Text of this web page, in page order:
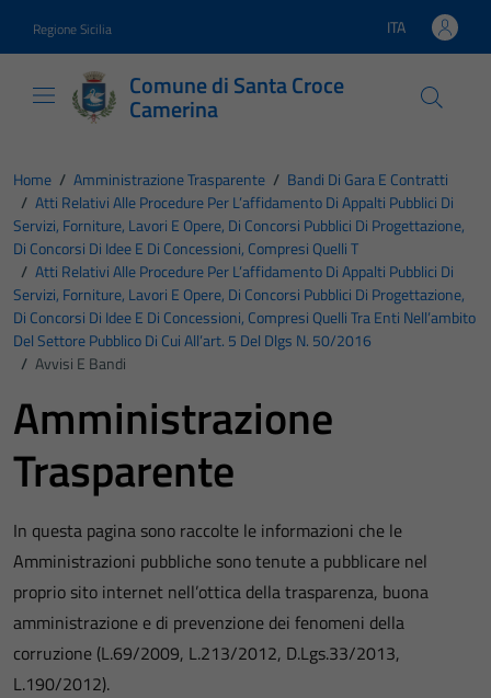
Regione Sicilia Lingua attiva:
ITA
Comune di Santa Croce
Camerina
Home / Amministrazione Trasparente / Bandi Di Gara E Contratti
/ Atti Relativi Alle Procedure Per L’affidamento Di Appalti Pubblici Di
Servizi, Forniture, Lavori E Opere, Di Concorsi Pubblici Di Progettazione,
Di Concorsi Di Idee E Di Concessioni, Compresi Quelli T
/ Atti Relativi Alle Procedure Per L’affidamento Di Appalti Pubblici Di
Servizi, Forniture, Lavori E Opere, Di Concorsi Pubblici Di Progettazione,
Di Concorsi Di Idee E Di Concessioni, Compresi Quelli Tra Enti Nell’ambito
Del Settore Pubblico Di Cui All’art. 5 Del Dlgs N. 50/2016
/ Avvisi E Bandi
Amministrazione
Trasparente
In questa pagina sono raccolte le informazioni che le
Amministrazioni pubbliche sono tenute a pubblicare nel
proprio sito internet nell’ottica della trasparenza, buona
amministrazione e di prevenzione dei fenomeni della
corruzione (L.69/2009, L.213/2012, D.Lgs.33/2013,
L.190/2012).